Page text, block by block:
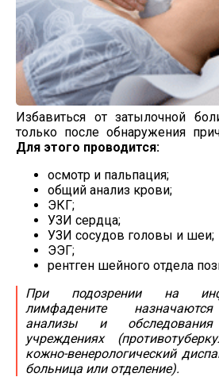
Избавиться от затылочной
только после обнаружения
Для этого проводится:
осмотр и пальпация;
общий анализ крови;
ЭКГ;
УЗИ сердца;
УЗИ сосудов головы и шеи;
ЭЭГ;
рентген шейного отдела
При подозрении на
лимфадените
анализы и
учреждениях
кожно-венерологический
больница или отделение).